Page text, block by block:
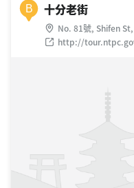
B 十分老街
No. 81號, Shifen
226
http://